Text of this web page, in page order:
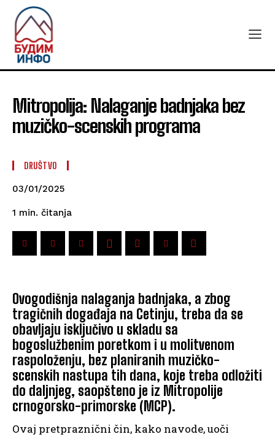
Mitropolija: Nalaganje badnjaka bez
muzičko-scenskih programa
DRUŠTVO
03/01/2025
1 min. čitanja
Ovogodišnja nalaganja badnjaka, a zbog
tragičnih događaja na Cetinju, treba da se
obavljaju isključivo u skladu sa
bogoslužbenim poretkom i u molitvenom
raspoloženju, bez planiranih muzičko-
scenskih nastupa tih dana, koje treba odložiti
do daljnjeg, saopšteno je iz Mitropolije
crnogorsko-primorske (MCP).
Ovaj pretpraznični čin, kako navode, uoči